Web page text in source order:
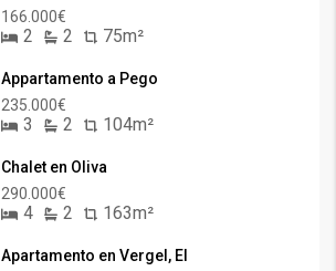
166.000€
2 2 75m²
Appartamento a Pego
235.000€
3 2 104m²
Chalet en Oliva
290.000€
4 2 163m²
Apartamento en Vergel, El